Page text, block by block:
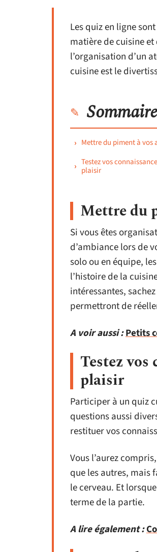
Les quiz en ligne
matière de cuisine et
l’organisation d’un
cuisine est le
Sommaire
Mettre du piment à vos
Testez vos
plaisir
Mettre du
Si vous êtes
d’ambiance lors de
solo ou en équipe,
l’histoire de la
intéressantes,
permettront de
A voir aussi :Petits
Testez
plaisir
Participer à un quiz
questions aussi
restituer vos
Vous l’aurez
que les autres, mais
le cerveau. Et
terme de la partie.
A lire également :